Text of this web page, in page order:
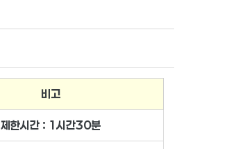
비고
제한시간 : 1시간30분